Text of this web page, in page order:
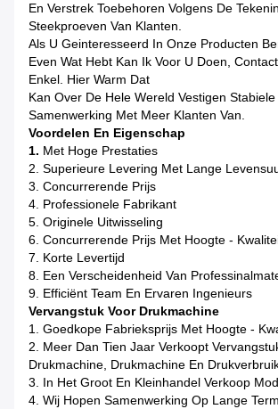
En Verstrek Toebehoren Volgens De
Steekproeven Van Klanten.
Als U Geinteresseerd In Onze Producten
Even Wat Hebt Kan Ik Voor U Doen,
Enkel. Hier Warm Dat
Kan Over De Hele Wereld Vestigen
Samenwerking Met Meer Klanten Van.
Voordelen En Eigenschap
1. Met Hoge Prestaties
2. Superieure Levering Met Lange
3. Concurrerende Prijs
4. Professionele Fabrikant
5. Originele Uitwisseling
6. Concurrerende Prijs Met Hoogte -
7. Korte Levertijd
8. Een Verscheidenheid Van
9. Efficiënt Team En Ervaren Ingenieurs
Vervangstuk Voor Drukmachine
1. Goedkope Fabrieksprijs Met Hoogte -
2. Meer Dan Tien Jaar Verkoopt
Drukmachine, Drukmachine En
3. In Het Groot En Kleinhandel Verkoop
4. Wij Hopen Samenwerking Op Lange